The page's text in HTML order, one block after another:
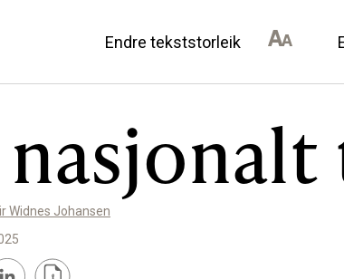
Endre tekststorleik
DU BIDRA
lokalhistorie
OM ULSTEIN
Widnes Johansen